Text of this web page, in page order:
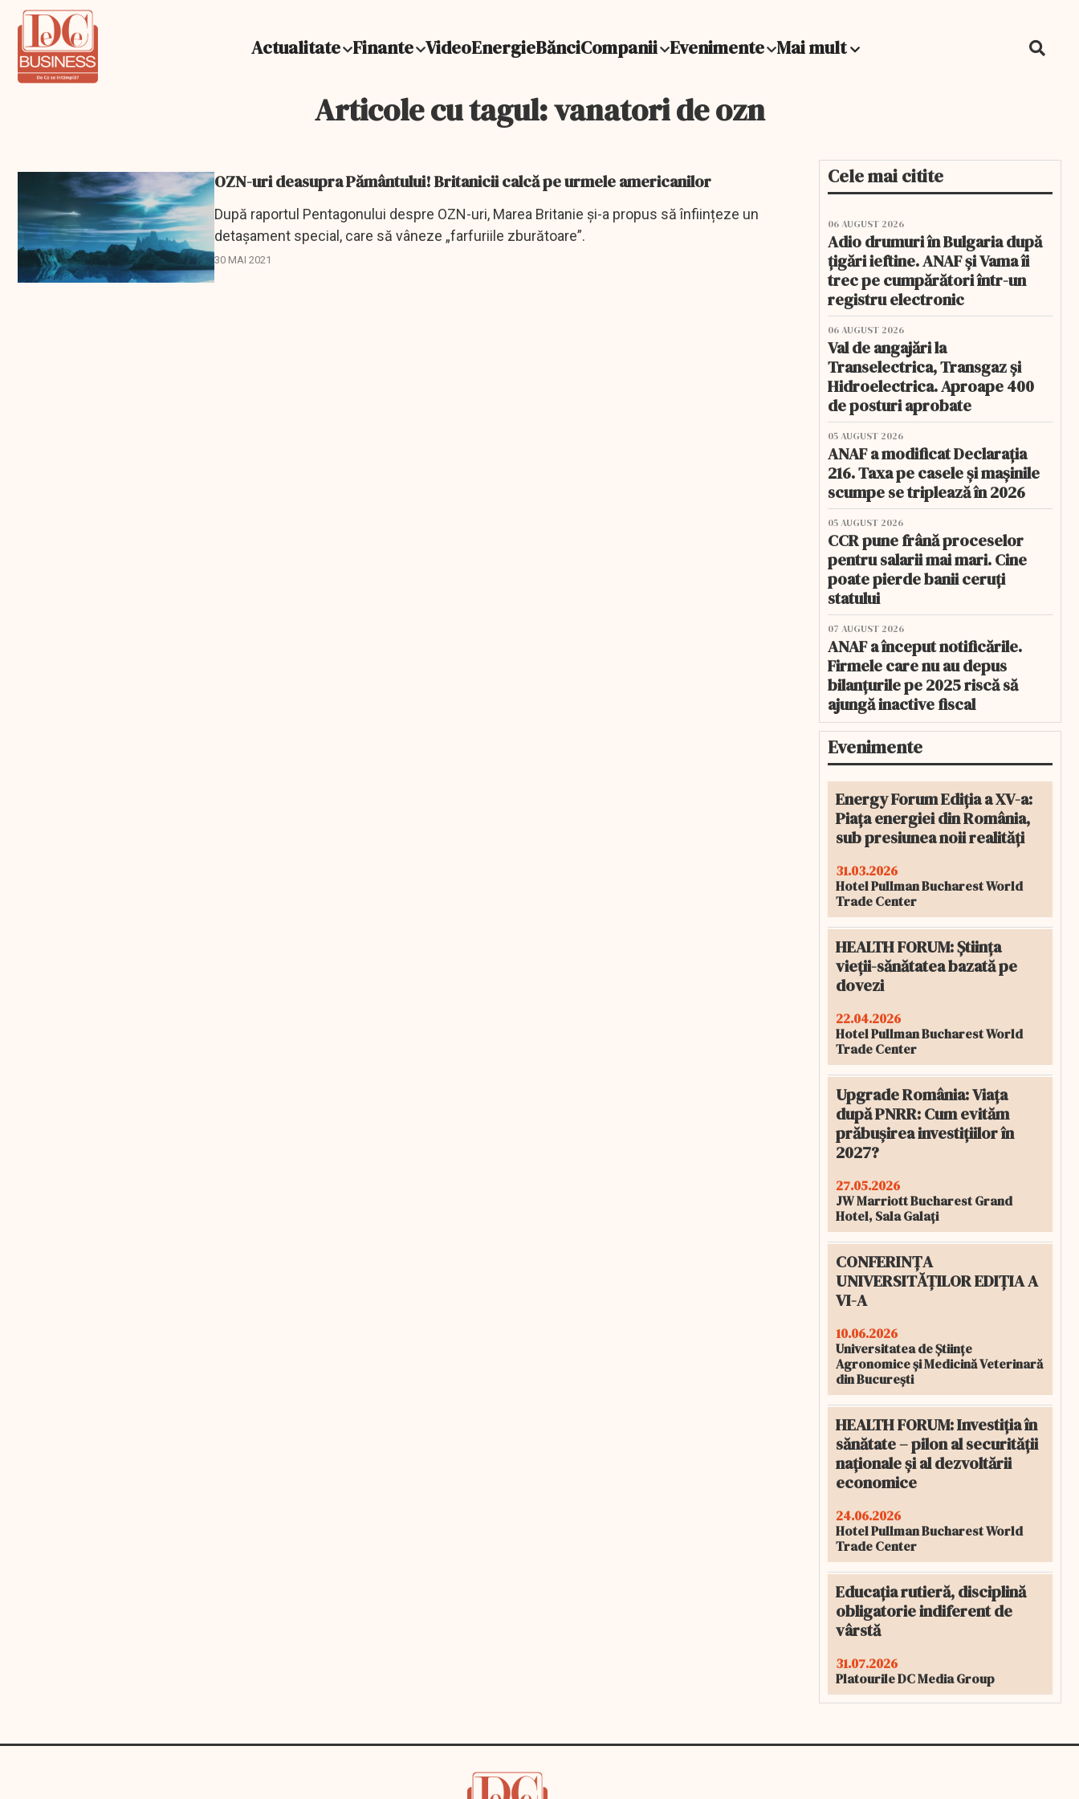
Actualitate Finante VideoEnergieBănciCompanii Evenimente Mai mult
Articole cu tagul: vanatori de ozn
OZN-uri deasupra Pământului! Britanicii calcă pe urmele americanilor
După raportul Pentagonului despre OZN-uri, Marea Britanie și-a propus să înființeze un
detașament special, care să vâneze „farfuriile zburătoare”.
30 MAI 2021
Cele mai citite
06 AUGUST 2026
Adio drumuri în Bulgaria după
țigări ieftine. ANAF și Vama îi
trec pe cumpărători într-un
registru electronic
06 AUGUST 2026
Val de angajări la
Transelectrica, Transgaz și
Hidroelectrica. Aproape 400
de posturi aprobate
05 AUGUST 2026
ANAF a modificat Declarația
216. Taxa pe casele și mașinile
scumpe se triplează în 2026
05 AUGUST 2026
CCR pune frână proceselor
pentru salarii mai mari. Cine
poate pierde banii ceruți
statului
07 AUGUST 2026
ANAF a început notificările.
Firmele care nu au depus
bilanțurile pe 2025 riscă să
ajungă inactive fiscal
Evenimente
Energy Forum Ediția a XV-a:
Piața energiei din România,
sub presiunea noii realități
31.03.2026
Hotel Pullman Bucharest World
Trade Center
HEALTH FORUM: Știința
vieții-sănătatea bazată pe
dovezi
22.04.2026
Hotel Pullman Bucharest World
Trade Center
Upgrade România: Viața
după PNRR: Cum evităm
prăbușirea investițiilor în
2027?
27.05.2026
JW Marriott Bucharest Grand
Hotel, Sala Galați
CONFERINȚA
UNIVERSITĂȚILOR EDIȚIA A
VI-A
10.06.2026
Universitatea de Științe
Agronomice și Medicină Veterinară
din București
HEALTH FORUM: Investiția în
sănătate – pilon al securității
naționale și al dezvoltării
economice
24.06.2026
Hotel Pullman Bucharest World
Trade Center
Educația rutieră, disciplină
obligatorie indiferent de
vârstă
31.07.2026
Platourile DC Media Group